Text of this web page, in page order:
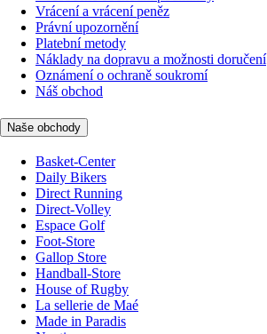
Vrácení a vrácení peněz
Právní upozornění
Platební metody
Náklady na dopravu a možnosti doručení
Oznámení o ochraně soukromí
Náš obchod
Naše obchody
Basket-Center
Daily Bikers
Direct Running
Direct-Volley
Espace Golf
Foot-Store
Gallop Store
Handball-Store
House of Rugby
La sellerie de Maé
Made in Paradis